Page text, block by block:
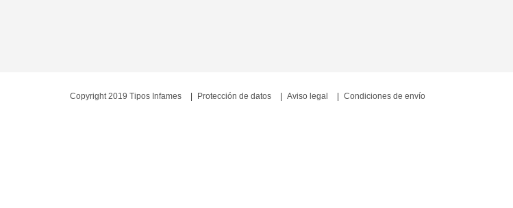
Copyright 2019 Tipos Infames Protección de datos Aviso legal Condiciones de envío